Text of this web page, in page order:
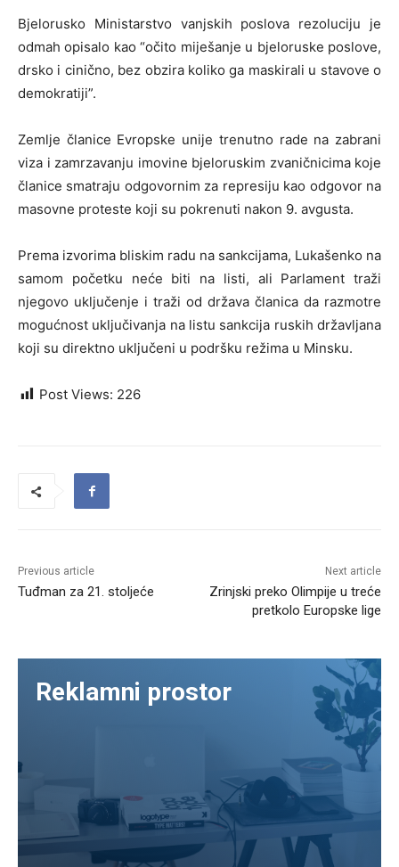
Bjelorusko Ministarstvo vanjskih poslova rezoluciju je
odmah opisalo kao “očito miješanje u bjeloruske poslove,
drsko i cinično, bez obzira koliko ga maskirali u stavove o
demokratiji”.
Zemlje članice Evropske unije trenutno rade na zabrani
viza i zamrzavanju imovine bjeloruskim zvaničnicima koje
članice smatraju odgovornim za represiju kao odgovor na
masovne proteste koji su pokrenuti nakon 9. avgusta.
Prema izvorima bliskim radu na sankcijama, Lukašenko na
samom početku neće biti na listi, ali Parlament traži
njegovo uključenje i traži od država članica da razmotre
mogućnost uključivanja na listu sankcija ruskih državljana
koji su direktno uključeni u podršku režima u Minsku.
Post Views: 226
Previous article
Tuđman za 21. stoljeće
Next article
Zrinjski preko Olimpije u treće
pretkolo Europske lige
Reklamni prostor